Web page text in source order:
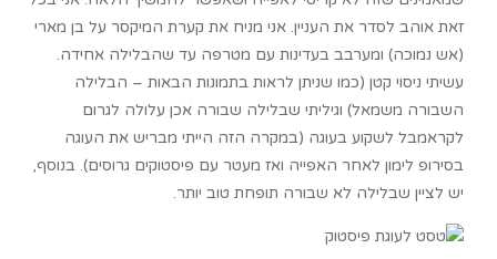
זאת אוהב לסדר את העניין. אני מניח את קערת המיקסר על בן מארי
(אש נמוכה) ומערבב בעדינות עם מטרפה עד שהבלילה אחידה.
עשיתי ניסוי קטן (כמו שניתן לראות בתמונות הבאות – הבלילה
השבורה משמאל) וגיליתי שבלילה שבורה אכן עלולה לגרום
לקראמבל לשקוע בעוגה (במקרה הזה הייתי מבריש את העוגה
בסירופ לימון לאחר האפייה ואז מעטר עם פיסטוקים גרוסים). בנוסף,
יש לציין שבלילה לא שבורה תופחת טוב יותר.